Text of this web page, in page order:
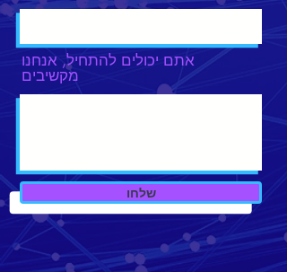
אתם יכולים להתחיל, אנחנו
מקשיבים
שלחו